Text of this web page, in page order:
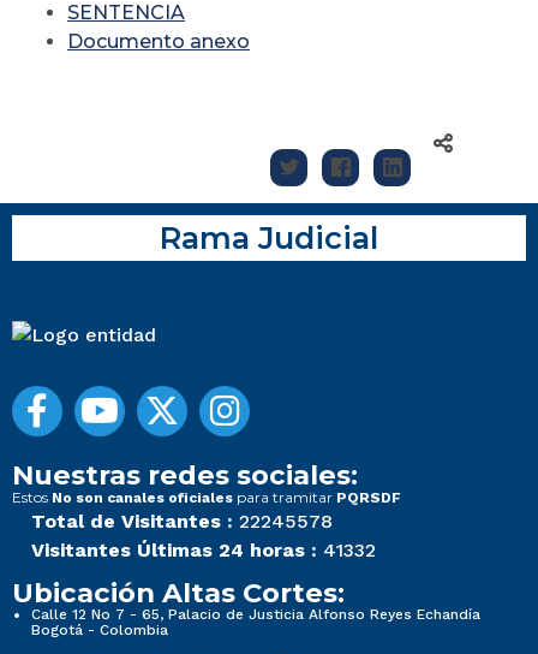
SENTENCIA
Documento anexo
Rama Judicial
Nuestras redes sociales:
Estos No son canales oficiales para tramitar PQRSDF
Total de Visitantes : 22245578
Visitantes Últimas 24 horas : 41332
Ubicación Altas Cortes:
Calle 12 No 7 - 65, Palacio de Justicia Alfonso Reyes Echandía
Bogotá - Colombia